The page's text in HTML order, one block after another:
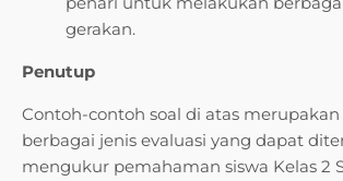
gerakan.
Penutup
Contoh-contoh soal di atas
berbagai jenis evaluasi yang dapat
mengukur pemahaman siswa Kelas 2